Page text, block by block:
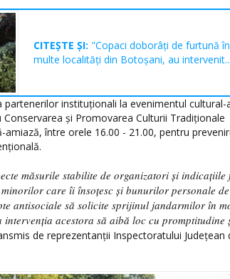
CITEȘTE ȘI: "Copaci doborâți de furtună
multe localități din Botoșani, au
instituționali la evenimentul cultural-
și Promovarea Culturii Tradiționale
între orele 16.00 - 21.00, pentru
măsurile stabilite de organizatori și
care îi însoțesc și bunurilor personale de
antisociale să solicite sprijinul jandarmilor în
acestora să aibă loc cu promptitudine
de reprezentanții Inspectoratului Județean